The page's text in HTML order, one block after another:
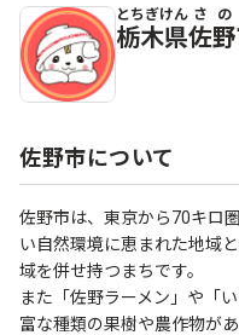
佐野市のふるさと納税返
栃木県
とちぎけん
佐
さの
佐野市について
佐野市は、東京から70キロ
い自然環境に恵まれた地域
域を併せ持つまちです。
また「佐野ラーメン」や「
富な種類の果樹や農作物が